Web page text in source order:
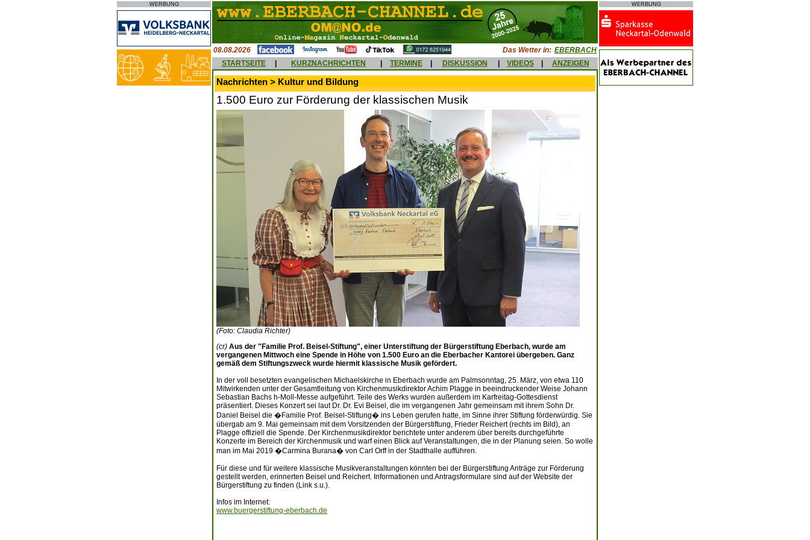
WERBUNG
08.08.2026 Das Wetter in: EBERBACH
STARTSEITE
KURZNACHRICHTEN TERMINE DISKUSSION VIDEOS ANZEIGEN
Nachrichten > Kultur und Bildung
1.500 Euro zur Förderung der klassischen Musik
(Foto: Claudia Richter)
(cr) Aus der "Familie Prof. Beisel-Stiftung", einer Unterstiftung der Bürgerstiftung Eberbach, wurde am
vergangenen Mittwoch eine Spende in Höhe von 1.500 Euro an die Eberbacher Kantorei übergeben. Ganz
gemäß dem Stiftungszweck wurde hiermit klassische Musik gefördert.
In der voll besetzten evangelischen Michaelskirche in Eberbach wurde am Palmsonntag, 25. März, von etwa 110
Mitwirkenden unter der Gesamtleitung von Kirchenmusikdirektor Achim Plagge in beeindruckender Weise Johann
Sebastian Bachs h-Moll-Messe aufgeführt. Teile des Werks wurden außerdem im Karfreitag-Gottesdienst
präsentiert. Dieses Konzert sei laut Dr. Dr. Evi Beisel, die im vergangenen Jahr gemeinsam mit ihrem Sohn Dr.
Daniel Beisel die �Familie Prof. Beisel-Stiftung� ins Leben gerufen hatte, im Sinne ihrer Stiftung förderwürdig. Sie
übergab am 9. Mai gemeinsam mit dem Vorsitzenden der Bürgerstiftung, Frieder Reichert (rechts im Bild), an
Plagge offiziell die Spende. Der Kirchenmusikdirektor berichtete unter anderem über bereits durchgeführte
Konzerte im Bereich der Kirchenmusik und warf einen Blick auf Veranstaltungen, die in der Planung seien. So wolle
man im Mai 2019 �Carmina Burana� von Carl Orff in der Stadthalle aufführen.
Für diese und für weitere klassische Musikveranstaltungen könnten bei der Bürgerstiftung Anträge zur Förderung
gestellt werden, erinnerten Beisel und Reichert. Informationen und Antragsformulare sind auf der Website der
Bürgerstiftung zu finden (Link s.u.).
Infos im Internet:
www.buergerstiftung-eberbach.de
WERBUNG